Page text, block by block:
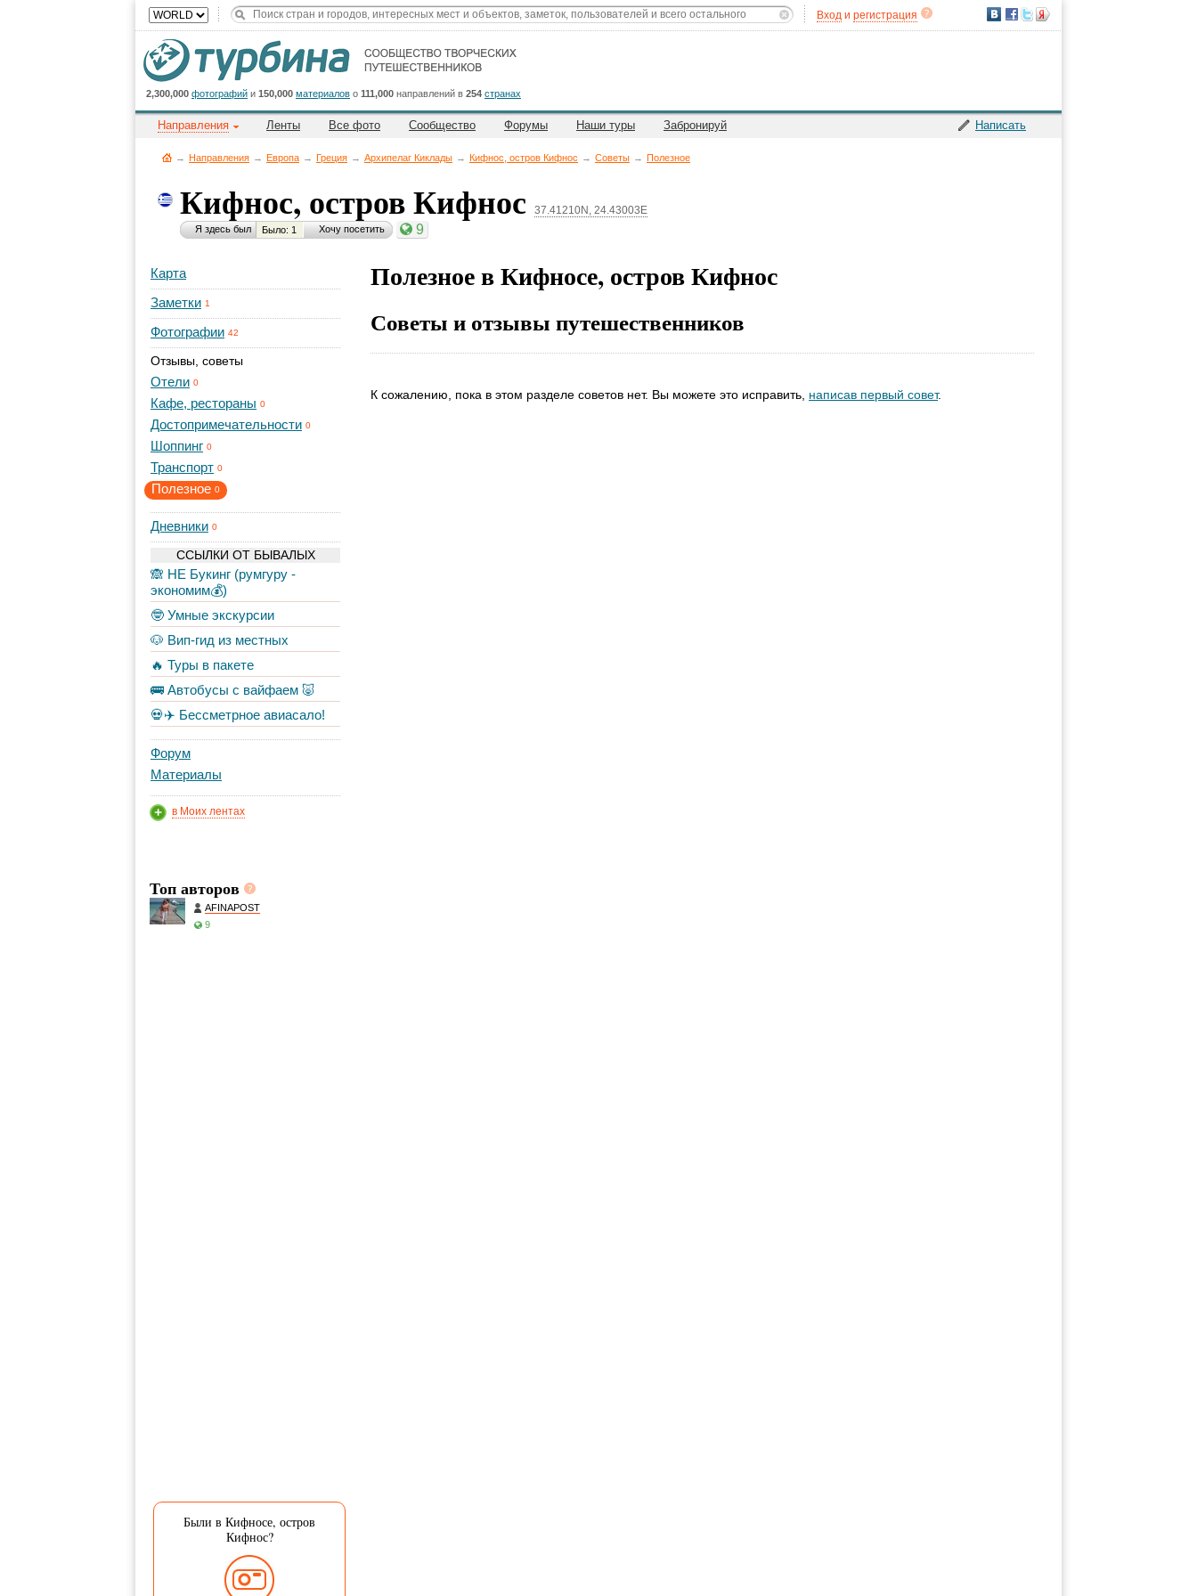
Вход и регистрация
2,300,000 фотографий и 150,000 материалов о 111,000 направлений в 254 странах
Написать
Направления Ленты Все фото Сообщество Форумы Наши туры Забронируй
→ Направления → Европа → Греция → Архипелаг Киклады → Кифнос, остров Кифнос → Советы → Полезное
Кифнос, остров Кифнос 37.41210N, 24.43003E
Я здесь был Было: 1 Хочу посетить 9
Карта
Заметки 1
Фотографии 42
Отзывы, советы
Отели 0
Кафе, рестораны 0
Достопримечательности 0
Шоппинг 0
Транспорт 0
Полезное 0
Дневники 0
ССЫЛКИ ОТ БЫВАЛЫХ
🙈 НЕ Букинг (румгуру -
экономим💰)
🤓 Умные экскурсии
🐶 Вип-гид из местных
🔥 Туры в пакете
🚌 Автобусы с вайфаем 🐷
💀✈️ Бессметрное авиасало!
Форум
Материалы
в Моих лентах
Топ авторов
AFINAPOST
9
Были в Кифносе, остров
Кифнос?
Полезное в Кифносе, остров Кифнос
Советы и отзывы путешественников
К сожалению, пока в этом разделе советов нет. Вы можете это исправить, написав первый совет.